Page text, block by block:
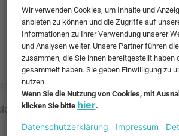
inklusive MwSt. und zzgl.